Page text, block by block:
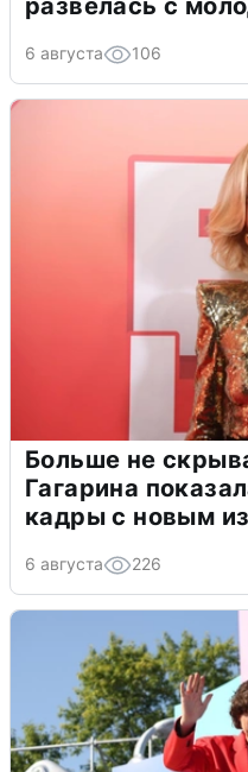
развелась с
6 августа 106
Больше не
Гагарина
кадры с новым
6 августа 226